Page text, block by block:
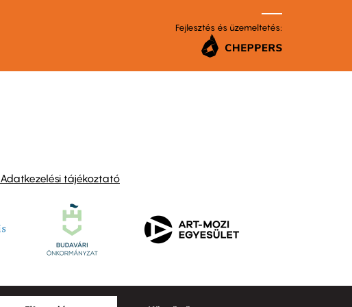
Fejlesztés és üzemeltetés:
Adatkezelési tájékoztató